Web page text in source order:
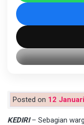
Posted on 12
KEDIRI– Sebagian